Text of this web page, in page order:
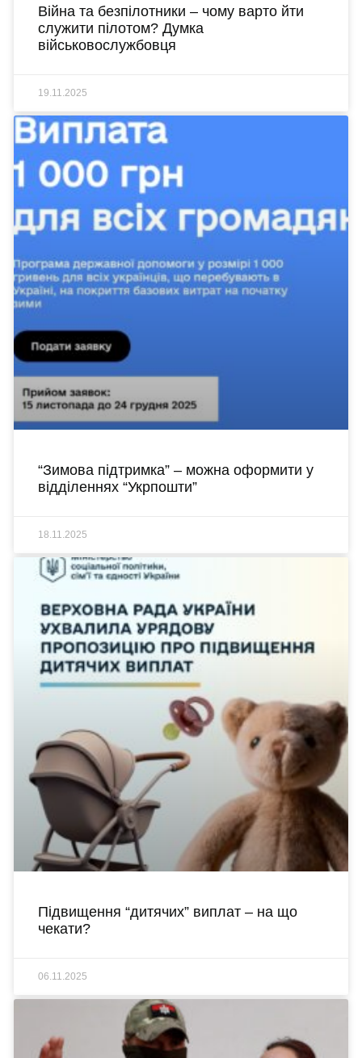
Війна та безпілотники – чому варто йти
служити пілотом? Думка
військовослужбовця
19.11.2025
“Зимова підтримка” – можна оформити у
відділеннях “Укрпошти”
18.11.2025
Підвищення “дитячих” виплат – на що
чекати?
06.11.2025